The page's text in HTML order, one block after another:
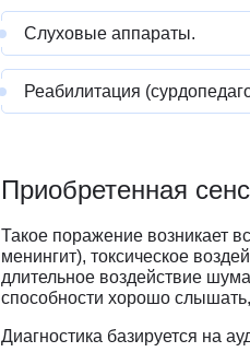
Слуховые аппараты.
Реабилитация
Приобретенная
Такое поражение возникает
менингит), токсическое
длительное воздействие
способности хорошо
Диагностика базируется на